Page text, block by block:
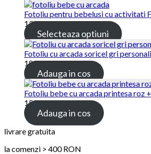
Fotoliu pentru bebelusi cu activitati
139.00lei
Selecteaza optiuni
Fotoliu cu arcada soricel gri
189.00lei
Adauga in cos
Fotoliu bebe cu arcada printesa roz
159.00lei
Adauga in cos
livrare gratuita
la comenzi > 400 RON